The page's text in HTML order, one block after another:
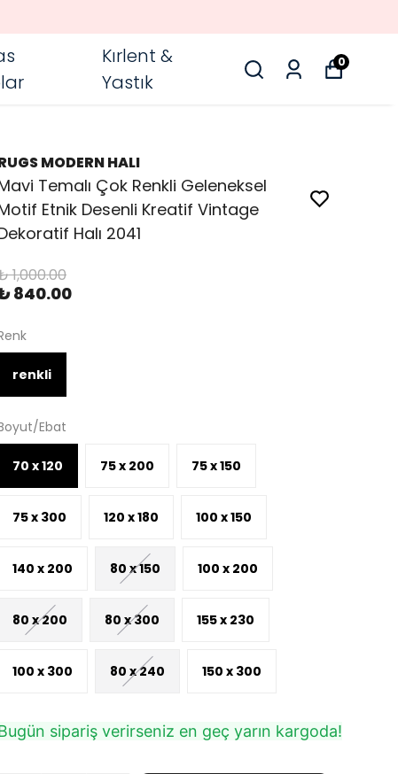
Kırlent &
Yastık
0
MODERN HALI
Temalı Çok Renkli Geleneksel
Etnik Desenli Kreatif Vintage
Halı 2041
1,000.00
840.00
renkli
Ebat
70 x 120 75 x 200 75 x 150
75 x 300 120 x 180 100 x 150
140 x 200 80 x 150 100 x 200
80 x 200 80 x 300 155 x 230
100 x 300 80 x 240 150 x 300
sipariş verirseniz en geç yarın kargoda!